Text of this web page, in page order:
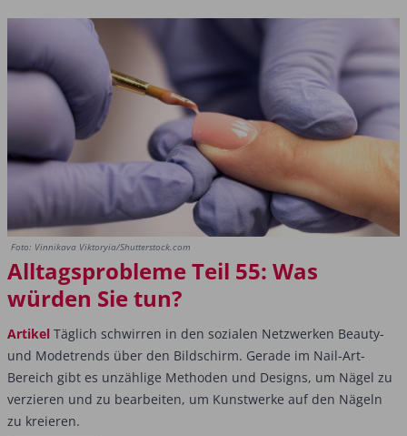
Foto: Vinnikava Viktoryia/Shutterstock.com
Alltagsprobleme Teil 55: Was
würden Sie tun?
Artikel Täglich schwirren in den sozialen Netzwerken Beauty-
und Modetrends über den Bildschirm. Gerade im Nail-Art-
Bereich gibt es unzählige Methoden und Designs, um Nägel zu
verzieren und zu bearbeiten, um Kunstwerke auf den Nägeln
zu kreieren.